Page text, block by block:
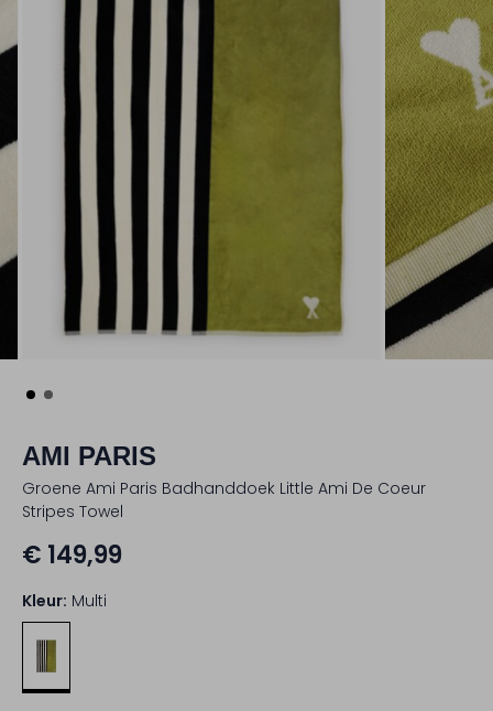
AMI PARIS
Groene Ami Paris Badhanddoek Little Ami De Coeur
Stripes Towel
€ 149,99
Kleur: Multi